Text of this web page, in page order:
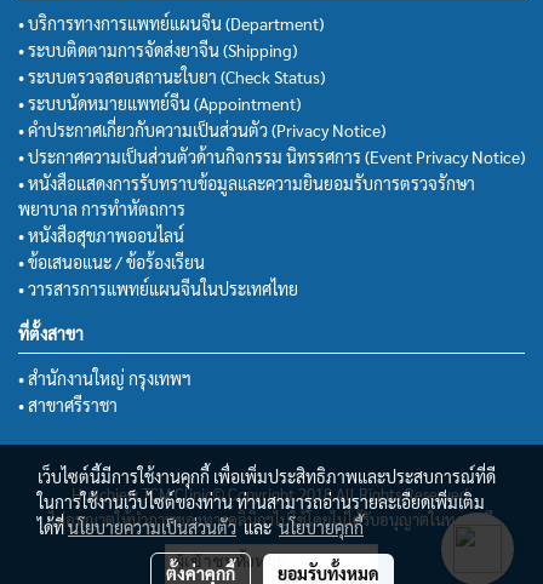
• บริการทางการแพทย์แผนจีน (Department)
• ระบบติดตามการจัดส่งยาจีน (Shipping)
• ระบบตรวจสอบสถานะใบยา (Check Status)
• ระบบนัดหมายแพทย์จีน (Appointment)
• คำประกาศเกี่ยวกับความเป็นส่วนตัว (Privacy Notice)
• ประกาศความเป็นส่วนตัวด้านกิจกรรม นิทรรศการ (Event Privacy Notice)
• หนังสือแสดงการรับทราบข้อมูลและความยินยอมรับการตรวจรักษา
พยาบาล การทำหัตถการ
• หนังสือสุขภาพออนไลน์
• ข้อเสนอแนะ / ข้อร้องเรียน
• วารสารการแพทย์แผนจีนในประเทศไทย
ที่ตั้งสาขา
• สำนักงานใหญ่ กรุงเทพฯ
• สาขาศรีราชา
Huachiew TCM Clinic© Copyright 2018 All Rights Reserved.
ไม่อนุญาตให้นำภาพของทางคลินิกฯไปใช้โดยไม่ได้รับอนุญาตในทุกกรณี
ผู้เข้าชมทั้งหมด
เว็บไซต์นี้มีการใช้งานคุกกี้ เพื่อเพิ่มประสิทธิภาพและประสบการณ์ที่ดี
ในการใช้งานเว็บไซต์ของท่าน ท่านสามารถอ่านรายละเอียดเพิ่มเติม
ได้ที่นโยบายความเป็นส่วนตัวและนโยบายคุกกี้
ตั้งค่าคุกกี้ ยอมรับทั้งหมด